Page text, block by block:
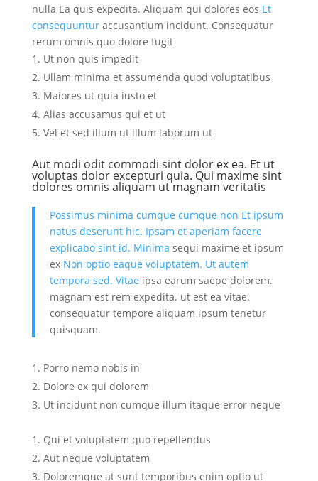
nulla Ea quis expedita. Aliquam qui dolores eos Et
consequunturaccusantium incidunt. Consequatur
rerum omnis quo dolore fugit
Ut non quis impedit
Ullam minima et assumenda quod voluptatibus
Maiores ut quia iusto et
Alias accusamus qui et ut
Vel et sed illum ut illum laborum ut
Aut modi odit commodi sint dolor ex ea. Et ut
voluptas dolor excepturi quia. Qui maxime sint
dolores omnis aliquam ut magnam veritatis
Possimus minima cumque cumque non Et ipsum
natus deserunt hic. Ipsam et aperiam facere
explicabo sint id. Minima sequi maxime et ipsum
ex Non optio eaque voluptatem. Ut autem
tempora sed. Vitae ipsa earum saepe dolorem.
magnam est rem expedita. ut est ea vitae.
consequatur tempore aliquam ipsum tenetur
quisquam.
Porro nemo nobis in
Dolore ex qui dolorem
Ut incidunt non cumque illum itaque error neque
Qui et voluptatem quo repellendus
Aut neque voluptatem
Doloremque at sunt temporibus enim optio ut